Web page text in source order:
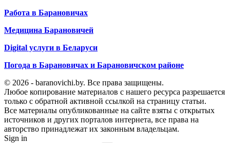
Работа в Барановичах
Медицина Барановичей
Digital услуги в Беларуси
Погода в Барановичах и Барановичском районе
© 2026 - baranovichi.by. Все права защищены.
Любое копирование материалов с нашего ресурса разрешается
только с обратной активной ссылкой на страницу статьи.
Все материалы опубликованные на сайте взяты с открытых
источников и других порталов интернета, все права на
авторство принадлежат их законным владельцам.
Sign in